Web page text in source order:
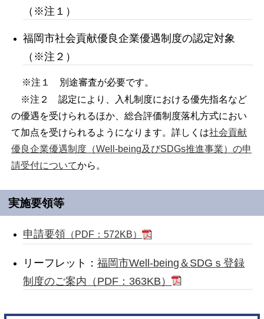
（※注１）
福岡市社会貢献優良企業優遇制度の認定対象
（※注２）
※注１ 別途審査が必要です。
※注２ 認定により、入札制度における優先指名など
の優遇を受けられるほか、総合評価制度落札方式におい
て加点を受けられるようになります。詳しくは社会貢献
優良企業優遇制度（Well-being及びSDGs推進事業）の申
請受付についてから。
実施要領等
申請要領 （PDF：572KB）
リーフレット：福岡市Well-being＆SDGｓ登録
制度のご案内（PDF：363KB）